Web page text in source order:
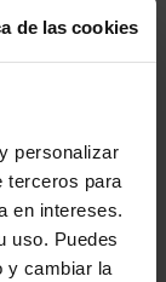
de las cookies
personalizar
terceros para
en intereses.
uso. Puedes
y cambiar la
20.490€
15-20 días